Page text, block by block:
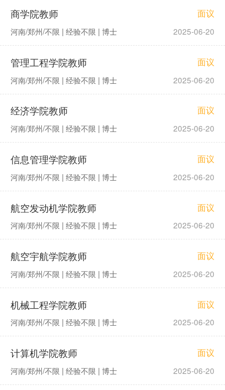
商学院教师 面议
河南/郑州/不限 | 经验不限 | 博士 2025-06-20
管理工程学院教师 面议
河南/郑州/不限 | 经验不限 | 博士 2025-06-20
经济学院教师 面议
河南/郑州/不限 | 经验不限 | 博士 2025-06-20
信息管理学院教师 面议
河南/郑州/不限 | 经验不限 | 博士 2025-06-20
航空发动机学院教师 面议
河南/郑州/不限 | 经验不限 | 博士 2025-06-20
航空宇航学院教师 面议
河南/郑州/不限 | 经验不限 | 博士 2025-06-20
机械工程学院教师 面议
河南/郑州/不限 | 经验不限 | 博士 2025-06-20
计算机学院教师 面议
河南/郑州/不限 | 经验不限 | 博士 2025-06-20